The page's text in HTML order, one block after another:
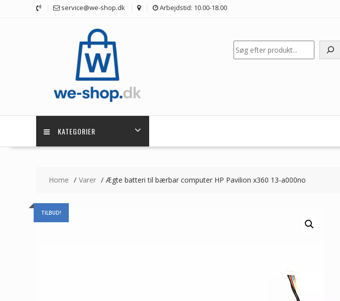
service@we-shop.dk Arbejdstid: 10.00-18.00
Søg
KATEGORIER
Home Varer Ægte batteri til bærbar computer HP Pavilion x360 13-a000no
TILBUD!